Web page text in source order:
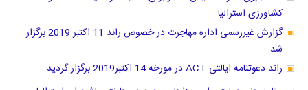
کشاورزی استرالیا
گزارش غیررسمی اداره مهاجرت در خصوص راند 11 اکتبر 2019 برگزار
شد
راند دعوتنامه ایالتی ACT در مورخه 14 اکتبر2019 برگزار گردید